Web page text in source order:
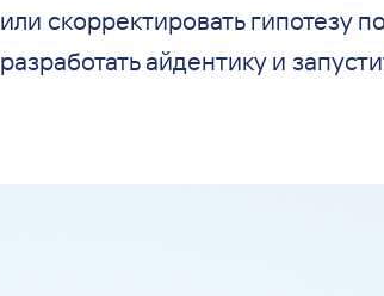
или скорректировать гипотезу
разработать айдентику и